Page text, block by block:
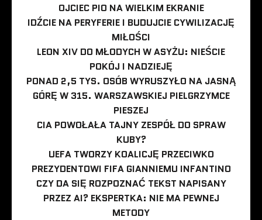
OJCIEC PIO NA WIELKIM EKRANIE
IDŹCIE NA PERYFERIE I BUDUJCIE CYWILIZACJĘ
MIŁOŚCI
LEON XIV DO MŁODYCH W ASYŻU: NIEŚCIE
POKÓJ I NADZIEJĘ
PONAD 2,5 TYS. OSÓB WYRUSZYŁO NA JASNĄ
GÓRĘ W 315. WARSZAWSKIEJ PIELGRZYMCE
PIESZEJ
CIA POWOŁAŁA TAJNY ZESPÓŁ DO SPRAW
KUBY?
UEFA TWORZY KOALICJĘ PRZECIWKO
PREZYDENTOWI FIFA GIANNIEMU INFANTINO
CZY DA SIĘ ROZPOZNAĆ TEKST NAPISANY
PRZEZ AI? EKSPERTKA: NIE MA PEWNEJ
METODY